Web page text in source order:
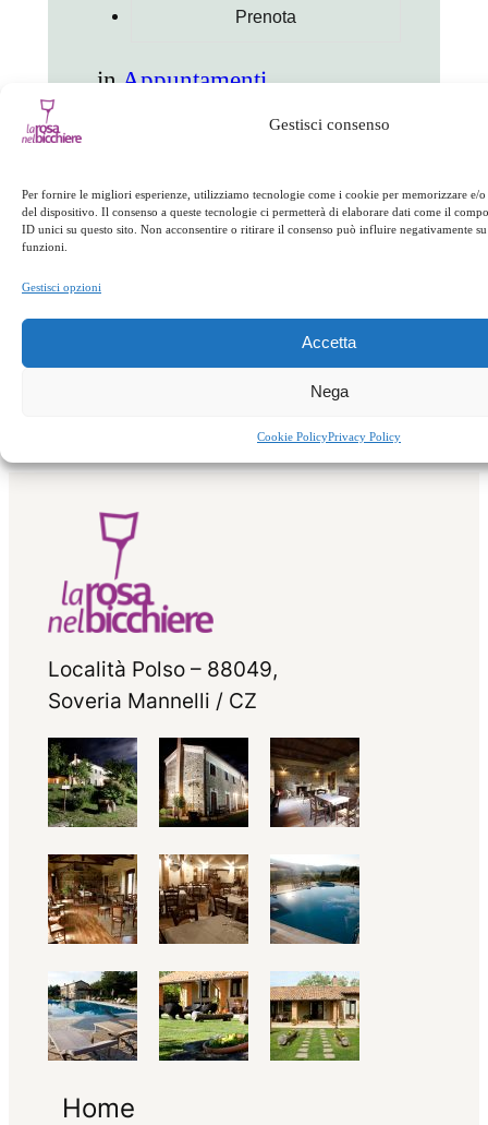
Gestisci consenso
Per fornire le migliori esperienze, utilizziamo tecnologie come i cookie per memorizzare e/
del dispositivo. Il consenso a queste tecnologie ci permetterà di elaborare dati come il
ID unici su questo sito. Non acconsentire o ritirare il consenso può influire negativamente
funzioni.
Gestisci opzioni
Accetta
Nega
Cookie PolicyPrivacy Policy
inAppuntamenti
Appuntamenti
← Precedente:PonteSuccessivo:Voglia
d’estate? →
Località Polso – 88049,
Soveria Mannelli / CZ
Home